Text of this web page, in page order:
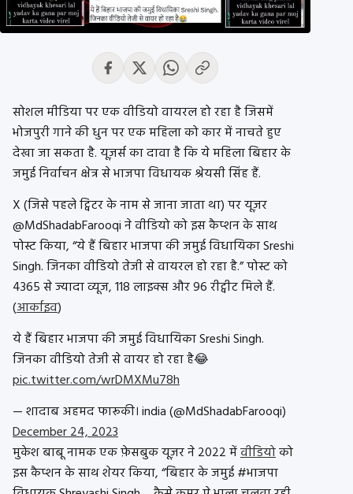
सोशल मीडिया पर एक वीडियो वायरल हो रहा है जिसमें
भोजपुरी गाने की धुन पर एक महिला को कार में नाचते हुए
देखा जा सकता है. यूज़र्स का दावा है कि ये महिला बिहार के
जमुई निर्वाचन क्षेत्र से भाजपा विधायक श्रेयसी सिंह हैं.
X (जिसे पहले ट्विटर के नाम से जाना जाता था) पर यूज़र
@MdShadabFarooqi ने वीडियो को इस कैप्शन के साथ
पोस्ट किया, “ये हैं बिहार भाजपा की जमुई विधायिका Sreshi
Singh. जिनका वीडियो तेजी से वायरल हो रहा है.” पोस्ट को
4365 से ज्यादा व्यूज, 118 लाइक्स और 96 रीट्वीट मिले हैं.
(आर्काइव)
ये हैं बिहार भाजपा की जमुई विधायिका Sreshi Singh.
जिनका वीडियो तेजी से वायर हो रहा है😂
pic.twitter.com/wrDMXMu78h
— शादाब अहमद फारूकी। india (@MdShadabFarooqi)
December 24, 2023
मुकेश बाबू नामक एक फ़ेसबुक यूज़र ने 2022 मेंवीडियोको
इस कैप्शन के साथ शेयर किया, “बिहार के जमुई #भाजपा